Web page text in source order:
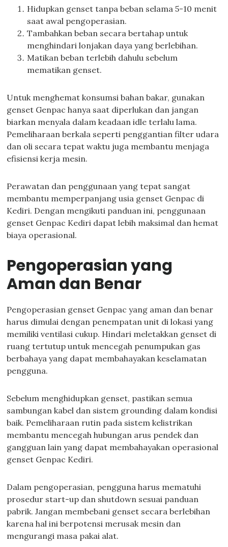
Hidupkan genset tanpa beban selama 5-10 menit
saat awal pengoperasian.
Tambahkan beban secara bertahap untuk
menghindari lonjakan daya yang berlebihan.
Matikan beban terlebih dahulu sebelum
mematikan genset.
Untuk menghemat konsumsi bahan bakar, gunakan
genset Genpac hanya saat diperlukan dan jangan
biarkan menyala dalam keadaan idle terlalu lama.
Pemeliharaan berkala seperti penggantian filter udara
dan oli secara tepat waktu juga membantu menjaga
efisiensi kerja mesin.
Perawatan dan penggunaan yang tepat sangat
membantu memperpanjang usia genset Genpac di
Kediri. Dengan mengikuti panduan ini, penggunaan
genset Genpac Kediri dapat lebih maksimal dan hemat
biaya operasional.
Pengoperasian yang
Aman dan Benar
Pengoperasian genset Genpac yang aman dan benar
harus dimulai dengan penempatan unit di lokasi yang
memiliki ventilasi cukup. Hindari meletakkan genset di
ruang tertutup untuk mencegah penumpukan gas
berbahaya yang dapat membahayakan keselamatan
pengguna.
Sebelum menghidupkan genset, pastikan semua
sambungan kabel dan sistem grounding dalam kondisi
baik. Pemeliharaan rutin pada sistem kelistrikan
membantu mencegah hubungan arus pendek dan
gangguan lain yang dapat membahayakan operasional
genset Genpac Kediri.
Dalam pengoperasian, pengguna harus mematuhi
prosedur start-up dan shutdown sesuai panduan
pabrik. Jangan membebani genset secara berlebihan
karena hal ini berpotensi merusak mesin dan
mengurangi masa pakai alat.